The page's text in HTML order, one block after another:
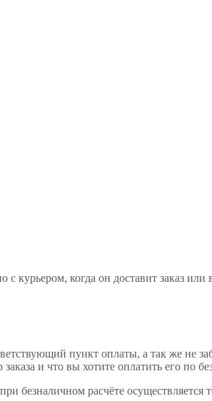
курьером, когда он доставит заказ
пункт оплаты, а так же не
и что вы хотите оплатить его по
безналичном расчёте